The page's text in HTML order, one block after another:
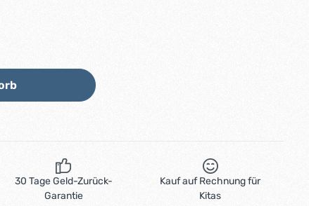
ein oder benutze die
30 Tage Geld-Zurück-
Garantie
Kauf auf Rechnung für
Kitas